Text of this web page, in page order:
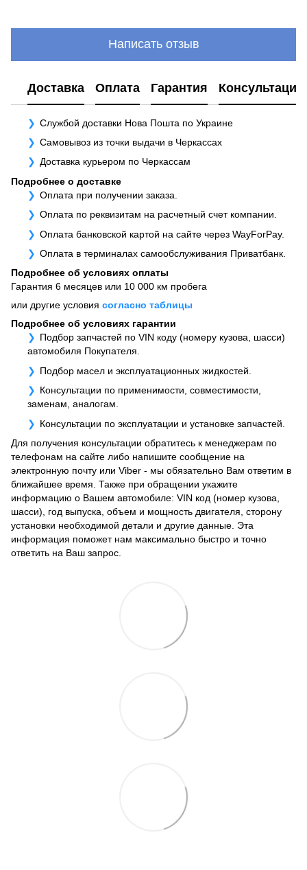
Написать отзыв
Доставка Оплата Гарантия Консультация
Службой доставки Нова Пошта по Украине
Самовывоз из точки выдачи в Черкассах
Доставка курьером по Черкассам
Подробнее о доставке
Оплата при получении заказа.
Оплата по реквизитам на расчетный счет компании.
Оплата банковской картой на сайте через WayForPay.
Оплата в терминалах самообслуживания Приватбанк.
Подробнее об условиях оплаты
Гарантия 6 месяцев или 10 000 км пробега
или другие условия согласно таблицы
Подробнее об условиях гарантии
Подбор запчастей по VIN коду (номеру кузова, шасси)
автомобиля Покупателя.
Подбор масел и эксплуатационных жидкостей.
Консультации по применимости, совместимости,
заменам, аналогам.
Консультации по эксплуатации и установке запчастей.
Для получения консультации обратитесь к менеджерам по
телефонам на сайте либо напишите сообщение на
электронную почту или Viber - мы обязательно Вам ответим в
ближайшее время. Также при обращении укажите
информацию о Вашем автомобиле: VIN код (номер кузова,
шасси), год выпуска, объем и мощность двигателя, сторону
установки необходимой детали и другие данные. Эта
информация поможет нам максимально быстро и точно
ответить на Ваш запрос.